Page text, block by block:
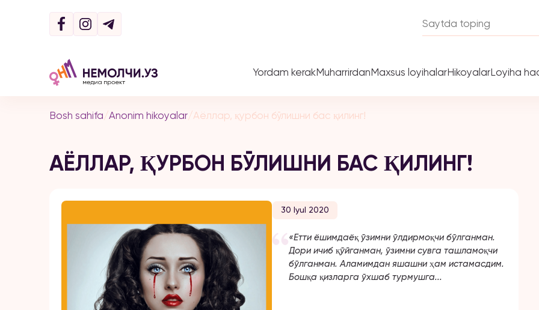
Yordam kerakMuharrirdanMaxsus loyihalarHikoyalarLoyiha
Bosh sahifa/Anonim hikoyalar/Аёллар, қурбон бўлишни бас қилинг!
АЁЛЛАР, ҚУРБОН БЎЛИШНИ БАС ҚИЛИНГ!
30 Iyul 2020
«Етти ёшимдаёқ ўзимни ўлдирмоқчи бўлганман.
Дори ичиб қўйганман, ўзимни сувга ташламоқчи
бўлганман. Аламимдан яшашни ҳам истамасдим.
Бошқа қизларга ўхшаб турмушга...